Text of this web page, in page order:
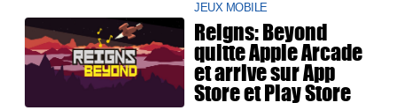
JEUX MOBILE
Reigns: Beyond
quitte Apple Arcade
et arrive sur App
Store et Play Store